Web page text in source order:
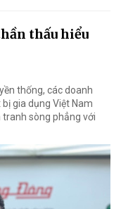
thấu hiểu
thống, các doanh
gia dụng Việt Nam
sòng phẳng với